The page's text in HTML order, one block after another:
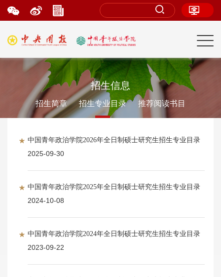
招生信息
招生简章 招生专业目录 推荐阅读书目
中国青年政治学院2026年全日制硕士研究生招生专业目录
2025-09-30
中国青年政治学院2025年全日制硕士研究生招生专业目录
2024-10-08
中国青年政治学院2024年全日制硕士研究生招生专业目录
2023-09-22